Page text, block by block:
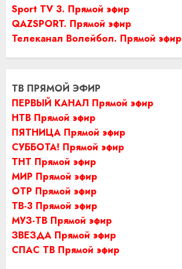
Sport TV 3. Прямой эфир
QAZSPORT. Прямой эфир
Телеканал Волейбол. Прямой эфир
ТВ ПРЯМОЙ ЭФИР
ПЕРВЫЙ КАНАЛ Прямой эфир
НТВ Прямой эфир
ПЯТНИЦА Прямой эфир
СУББОТА! Прямой эфир
ТНТ Прямой эфир
МИР Прямой эфир
ОТР Прямой эфир
ТВ-3 Прямой эфир
МУЗ-ТВ Прямой эфир
ЗВЕЗДА Прямой эфир
СПАС ТВ Прямой эфир